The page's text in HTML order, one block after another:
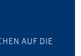
AUF DIE